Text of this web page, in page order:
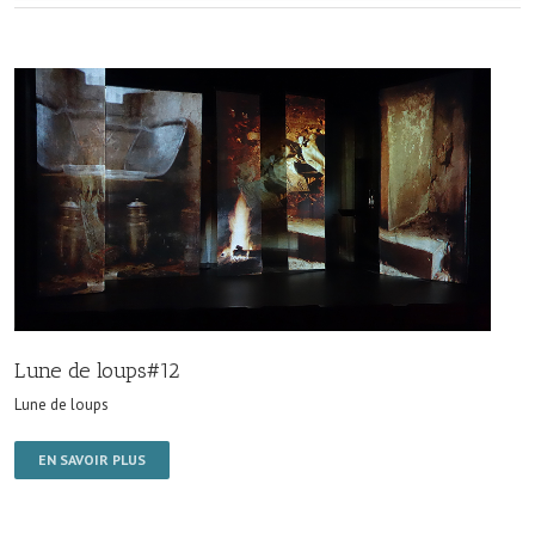
Lune de loups#12
Lune de loups
EN SAVOIR PLUS